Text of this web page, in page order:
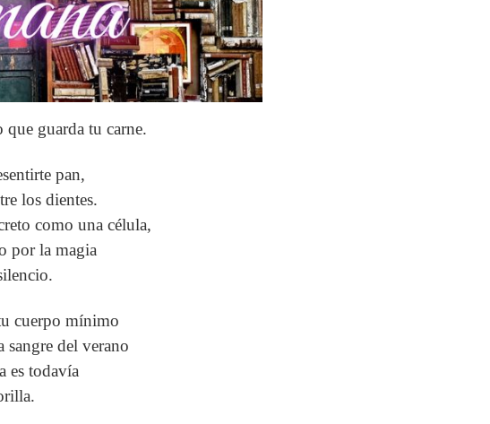
guarda tu carne.
pan,
los dientes.
como una célula,
por la magia
cuerpo mínimo
sangre del verano
es todavía